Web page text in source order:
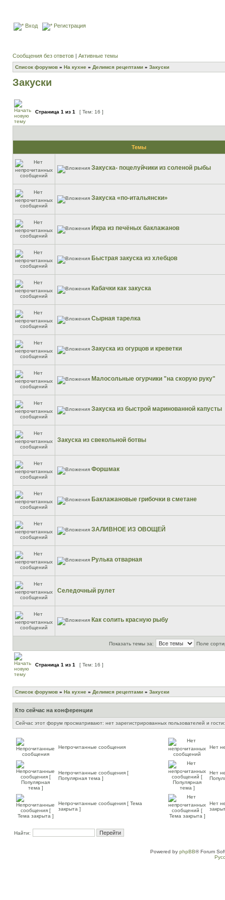
Вход Регистрация
Сообщения без ответов | Активные темы
Список форумов » На кухне » Делимся рецептами » Закуски
Закуски
Страница 1 из 1 [ Тем: 16 ]
Темы
Закуска- поцелуйчики из соленой рыбы
Закуска «по-итальянски»
Икра из печёных баклажанов
Быстрая закуска из хлебцов
Кабачки как закуска
Сырная тарелка
Закуска из огурцов и креветки
Малосольные огурчики "на скорую руку"
Закуска из быстрой маринованной капусты
Закуска из свекольной ботвы
Форшмак
Баклажановые грибочки в сметане
ЗАЛИВНОЕ ИЗ ОВОЩЕЙ
Рулька отварная
Селедочный рулет
Как солить красную рыбу
Показать темы за: Поле
Страница 1 из 1 [ Тем: 16 ]
Список форумов » На кухне » Делимся рецептами » Закуски
Кто сейчас на конференции
Сейчас этот форум просматривают: нет зарегистрированных пользователей и
Непрочитанные сообщения Нет
Непрочитанные сообщения [
Популярная тема ]
Нет
Непрочитанные сообщения [ Тема
закрыта ]
Нет
Найти:
Powered by phpBB® Forum